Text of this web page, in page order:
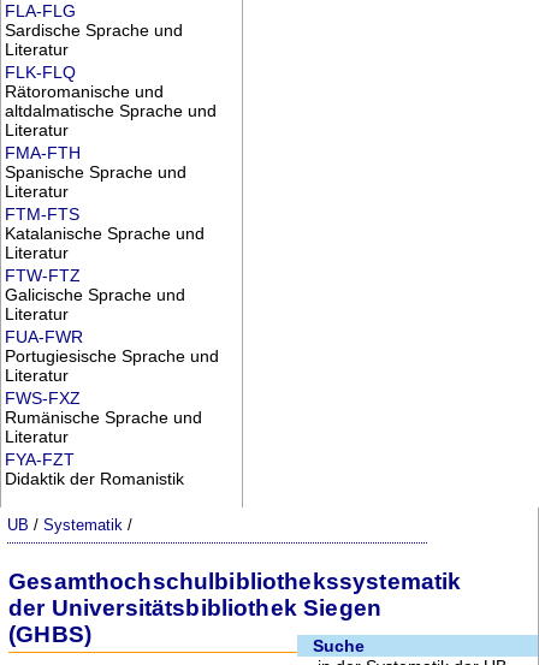
FLA-FLG
Sardische Sprache und
Literatur
FLK-FLQ
Rätoromanische und
altdalmatische Sprache und
Literatur
FMA-FTH
Spanische Sprache und
Literatur
FTM-FTS
Katalanische Sprache und
Literatur
FTW-FTZ
Galicische Sprache und
Literatur
FUA-FWR
Portugiesische Sprache und
Literatur
FWS-FXZ
Rumänische Sprache und
Literatur
FYA-FZT
Didaktik der Romanistik
UB /Systematik /
Gesamthochschulbibliothekssystematik
der Universitätsbibliothek Siegen
(GHBS)
Suche